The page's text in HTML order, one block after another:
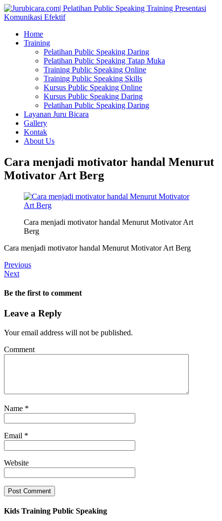
Home
Training
Pelatihan Public Speaking Daring
Pelatihan Public Speaking Tatap Muka
Training Public Speaking Online
Training Public Speaking Skills
Kursus Public Speaking Online
Kursus Public Speaking Daring
Pelatihan Public Speaking Daring
Layanan Juru Bicara
Gallery
Kontak
About Us
Cara menjadi motivator handal Menurut
Motivator Art Berg
Cara menjadi motivator handal Menurut Motivator Art
Berg
Cara menjadi motivator handal Menurut Motivator Art Berg
Previous
Next
Be the first to comment
Leave a Reply
Your email address will not be published.
Comment
Name *
Email *
Website
Kids Training Public Speaking